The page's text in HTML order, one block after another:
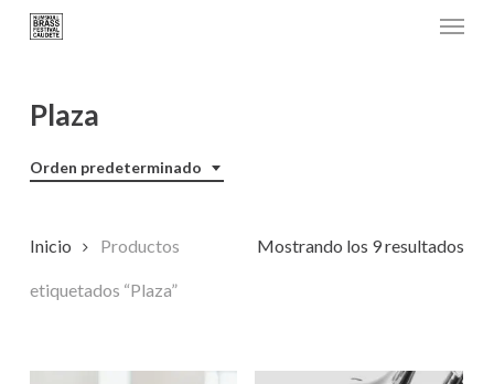
Skip
content
Menu
Plaza
Orden predeterminado
Mostrando los 9 resultados
Inicio Productos
etiquetados “Plaza”